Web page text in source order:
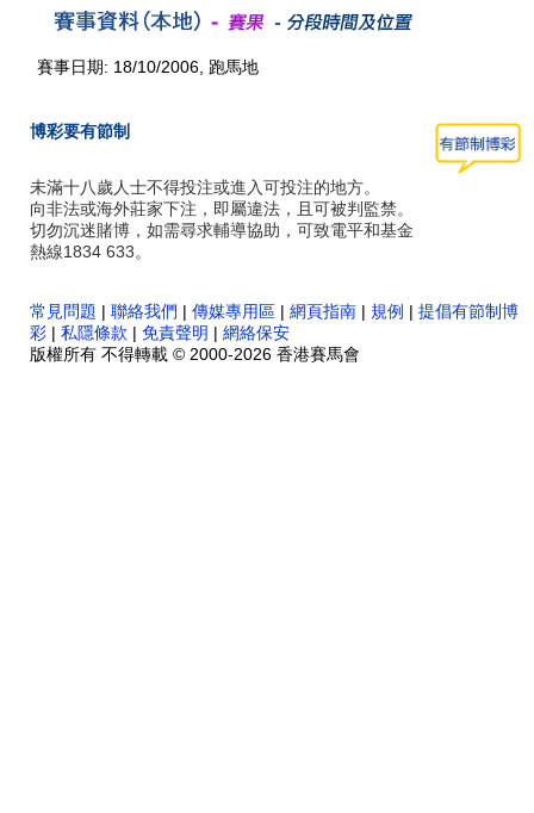
賽事日期: 18/10/2006, 跑馬地
博彩要有節制
未滿十八歲人士不得投注或進入可投注的地方。
向非法或海外莊家下注，即屬違法，且可被判監禁。
切勿沉迷賭博，如需尋求輔導協助，可致電平和基金
熱線1834 633。
常見問題 | 聯絡我們 | 傳媒專用區 | 網頁指南 | 規例 | 提倡有節制博
彩 | 私隱條款 | 免責聲明 | 網絡保安
版權所有 不得轉載 © 2000-2026 香港賽馬會